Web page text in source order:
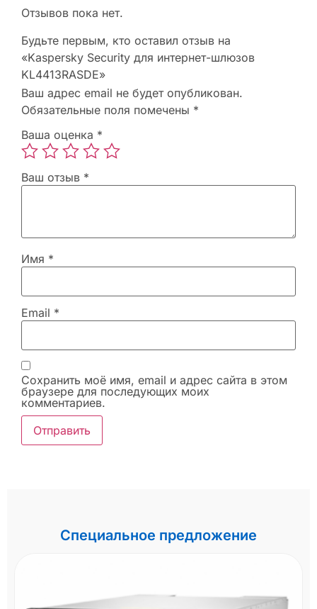
Отзывов пока нет.
Будьте первым, кто оставил отзыв на
«Kaspersky Security для интернет-шлюзов
KL4413RASDE»
Ваш адрес email не будет опубликован.
Обязательные поля помечены *
Ваша оценка *
Ваш отзыв *
Имя *
Email *
Сохранить моё имя, email и адрес сайта в этом
браузере для последующих моих
комментариев.
Специальное предложение